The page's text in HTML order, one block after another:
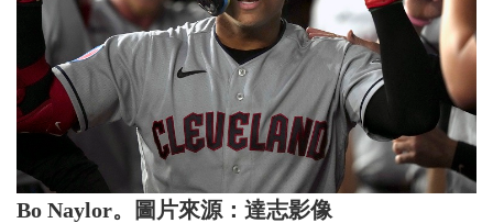
Bo Naylor。圖片來源：達志影像